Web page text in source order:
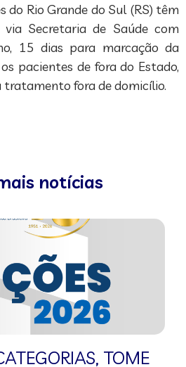
do Rio Grande do Sul (RS) têm
via Secretaria de Saúde com
15 dias para marcação da
pacientes de fora do Estado,
tratamento fora de domicílio.
notícias
, TOME